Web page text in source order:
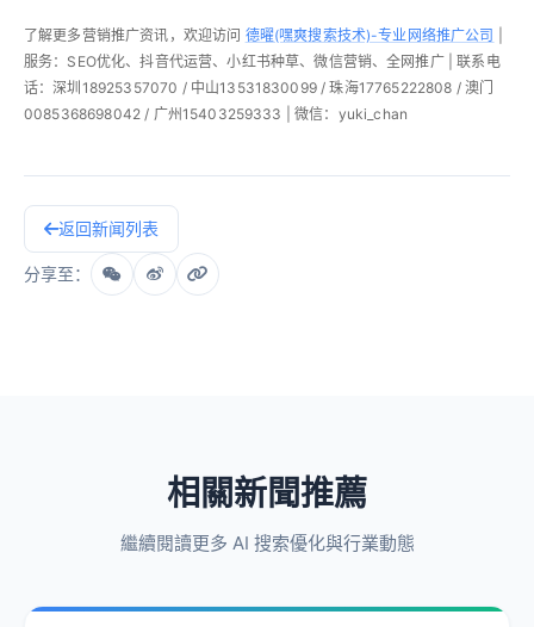
了解更多营销推广资讯，欢迎访问 德曜(嘿爽搜索技术)-专业网络推广公司
服务：SEO优化、抖音代运营、小红书种草、微信营销、全网推广 | 联系电
话：深圳18925357070 / 中山13531830099 / 珠海17765222808 / 澳门
0085368698042 / 广州15403259333 | 微信：yuki_chan
返回新闻列表
分享至：
相關新聞推薦
繼續閱讀更多 AI 搜索優化與行業動態